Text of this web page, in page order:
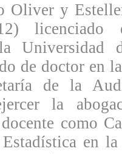
y Esteller
Universidad
de doctor en
de la
la
como
en